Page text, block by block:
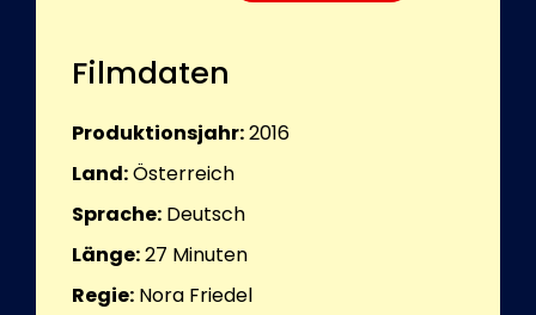
Filmdaten
Produktionsjahr:2016
Land:Österreich
Sprache: Deutsch
Länge:27 Minuten
Regie: Nora Friedel